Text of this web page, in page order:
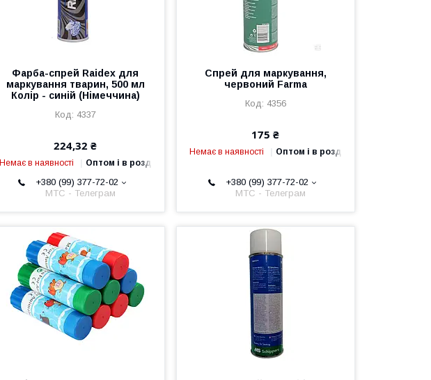
Фарба-спрей Raidex для
маркування тварин, 500 мл
Колір - синій (Німеччина)
4337
224,32 ₴
Немає в наявності Оптом і в роздріб
+380 (99) 377-72-02
МТС - Телеграм
Спрей для маркування,
червоний Farma
4356
175 ₴
Немає в наявності Оптом і в роздріб
+380 (99) 377-72-02
МТС - Телеграм